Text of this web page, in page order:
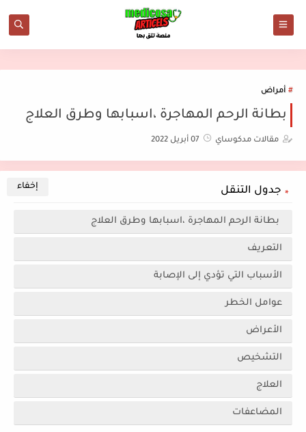
أمراض
بطانة الرحم المهاجرة ،اسبابها وطرق العلاج
مقالات مدكوساي 07 أبريل 2022
جدول التنقل
بطانة الرحم المهاجرة ،اسبابها وطرق العلاج
التعريف
الأسباب التي تؤدي إلى الإصابة
عوامل الخطر
الأعراض
التشخيص
العلاج
المضاعفات